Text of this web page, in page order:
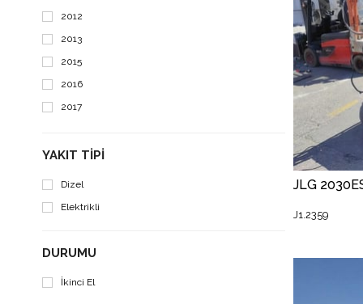
2012
2013
2015
2016
2017
2019
YAKIT TIPI
Dizel
Elektrikli
DURUMU
İkinci El
J1.2359